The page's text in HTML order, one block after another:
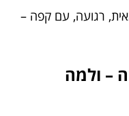
רגועה, עם קפה –
– ולמה